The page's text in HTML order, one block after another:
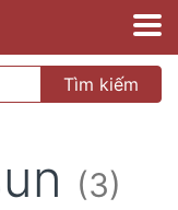
Tìm kiếm
(3)